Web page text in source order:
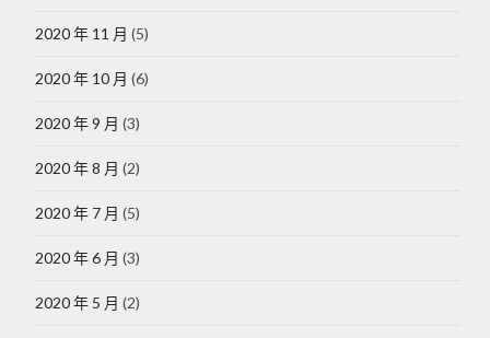
2020 年 11 月 (5)
2020 年 10 月 (6)
2020 年 9 月 (3)
2020 年 8 月 (2)
2020 年 7 月 (5)
2020 年 6 月 (3)
2020 年 5 月 (2)